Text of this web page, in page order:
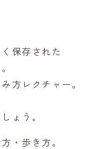
保存された
方レクチャー。
ょう。
・歩き方。